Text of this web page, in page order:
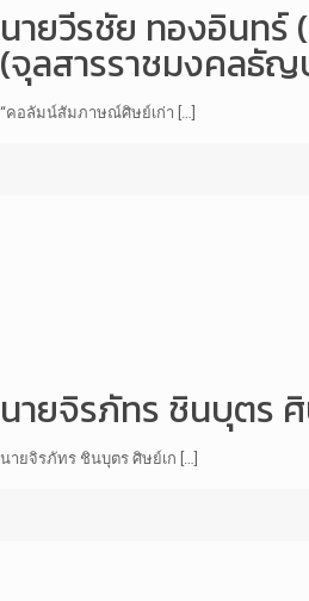
นายวีรชัย ทองอินท
(จุลสารราชมงคลธัญ
“คอลัมน์สัมภาษณ์ศิษย์เก่า […]
นายจิรภัทร ชินบุตร
นายจิรภัทร ชินบุตร ศิษย์เก […]